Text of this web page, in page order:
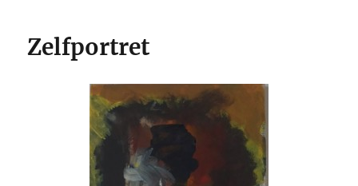
Zelfportret